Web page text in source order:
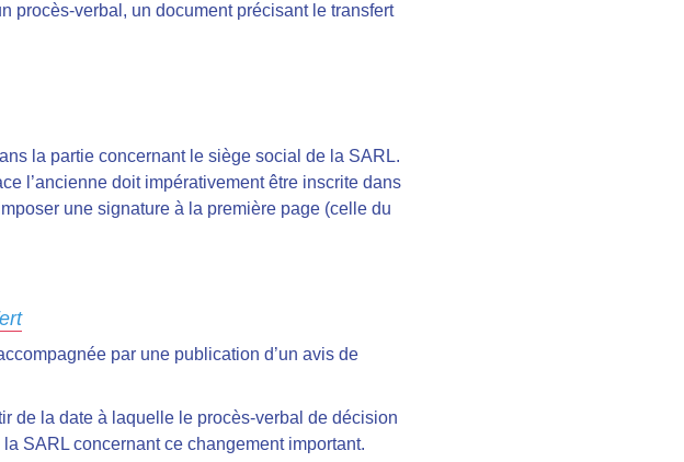
procès-verbal, un document précisant le transfert
la partie concernant le siège social de la SARL.
l’ancienne doit impérativement être inscrite dans
une signature à la première page (celle du
par une publication d’un avis de
de la date à laquelle le procès-verbal de décision
SARL concernant ce changement important.